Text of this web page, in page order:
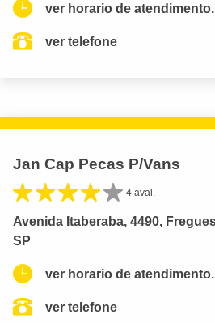
ver horario de atendimento.
ver telefone
Jan Cap Pecas P/Vans
4 aval.
Avenida Itaberaba, 4490,
SP
ver horario de atendimento.
ver telefone